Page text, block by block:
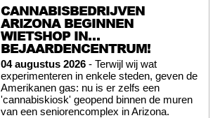
CANNABISBEDRIJVEN
ARIZONA BEGINNEN
WIETSHOP IN…
BEJAARDENCENTRUM!
04 augustus 2026 - Terwijl wij wat
experimenteren in enkele steden, geven de
Amerikanen gas: nu is er zelfs een
'cannabiskiosk' geopend binnen de muren
van een seniorencomplex in Arizona.